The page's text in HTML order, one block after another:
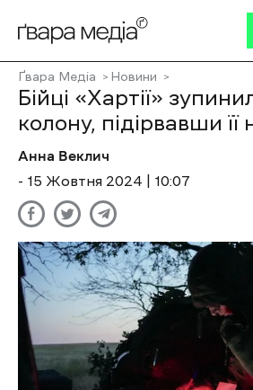
Ґвара Медіа Новини
Бійці «Хартії»
колону, підірвавши її
Анна Веклич
- 15 Жовтня 2024 | 10:07